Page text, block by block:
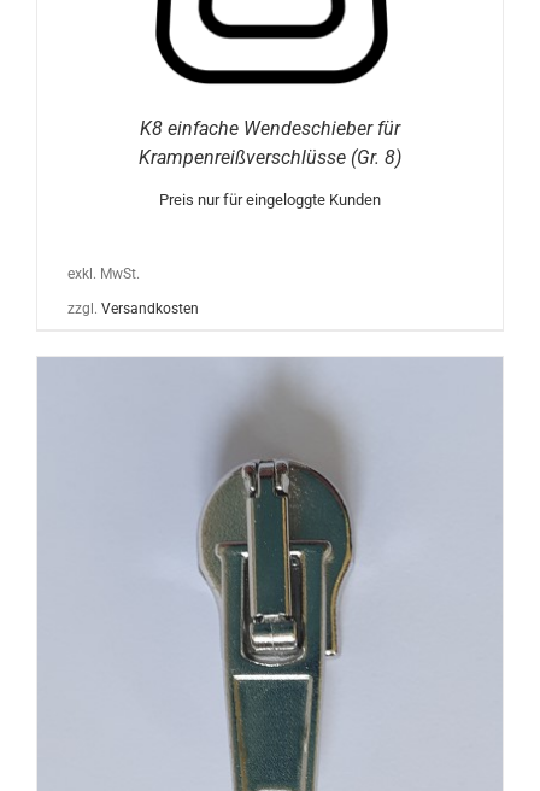
K8 einfache Wendeschieber für
Krampenreißverschlüsse (Gr. 8)
Preis nur für eingeloggte Kunden
exkl. MwSt.
zzgl. Versandkosten